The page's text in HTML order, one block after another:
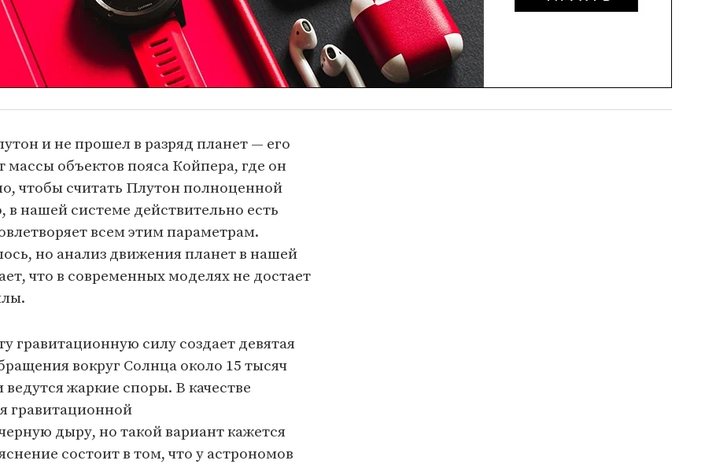
и не прошел в разряд планет — его
массы объектов пояса Койпера, где он
чтобы считать Плутон полноценной
нашей системе действительно есть
всем этим параметрам.
но анализ движения планет в нашей
что в современных моделях не достает
гравитационную силу создает девятая
вокруг Солнца около 15 тысяч
жаркие споры. В качестве
гравитационной
дыру, но такой вариант кажется
состоит в том, что у астрономов